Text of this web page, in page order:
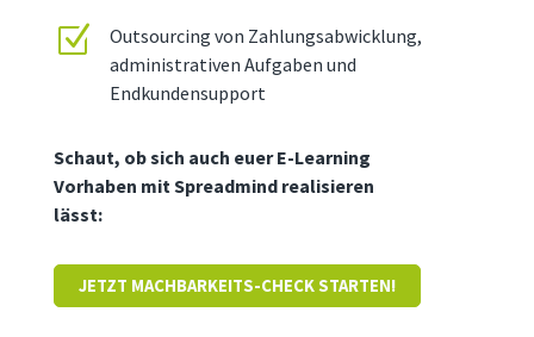
Z
Outsourcing von Zahlungsabwicklung,
administrativen Aufgaben und
Endkundensupport
Schaut, ob sich auch euer E-Learning
Vorhaben mit Spreadmind realisieren
lässt:
JETZT MACHBARKEITS-CHECK STARTEN!